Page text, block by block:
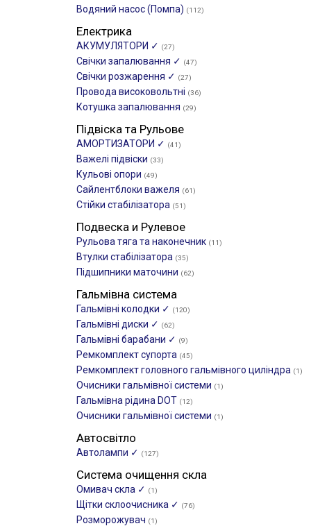
Водяний насос (Помпа) (112)
Електрика
АКУМУЛЯТОРИ ✓ (27)
Свічки запалювання ✓ (47)
Свічки розжарення ✓ (27)
Провода високовольтні (36)
Котушка запалювання (29)
Підвіска та Рульове
АМОРТИЗАТОРИ ✓ (41)
Важелі підвіски (33)
Кульові опори (49)
Сайлентблоки важеля (61)
Стійки стабілізатора (51)
Подвеска и Рулевое
Рульова тяга та наконечник (11)
Втулки стабілізатора (35)
Підшипники маточини (62)
Гальмівна система
Гальмівні колодки ✓ (120)
Гальмівні диски ✓ (62)
Гальмівні барабани ✓ (9)
Ремкомплект супорта (45)
Ремкомплект головного гальмівного циліндра (1)
Очисники гальмівної системи (1)
Гальмівна рідина DOT (12)
Очисники гальмівної системи (1)
Автосвітло
Автолампи ✓ (127)
Система очищення скла
Омивач скла ✓ (1)
Щітки склоочиcника ✓ (76)
Розморожувач (1)